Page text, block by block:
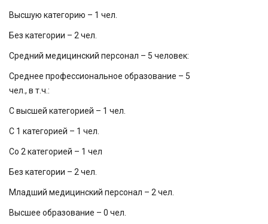
Высшую категорию – 1 чел.
Без категории – 2 чел.
Средний медицинский персонал – 5 человек:
Среднее профессиональное образование – 5
чел., в т.ч.:
С высшей категорией – 1 чел.
С 1 категорией – 1 чел.
Со 2 категорией – 1 чел
Без категории – 2 чел.
Младший медицинский персонал – 2 чел.
Высшее образование – 0 чел.